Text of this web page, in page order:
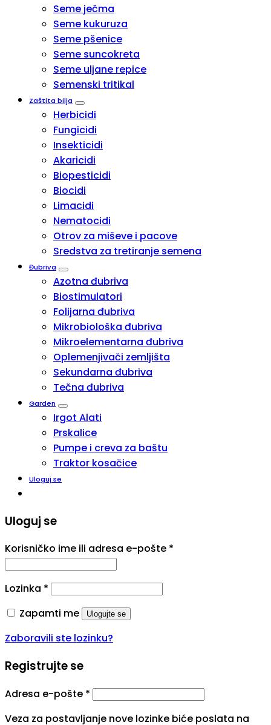
Seme ječma
Seme kukuruza
Seme pšenice
Seme suncokreta
Seme uljane repice
Semenski tritikal
Zaštita bilja
Herbicidi
Fungicidi
Insekticidi
Akaricidi
Biopesticidi
Biocidi
Limacidi
Nematocidi
Otrov za miševe i pacove
Sredstva za tretiranje semena
Đubriva
Azotna đubriva
Biostimulatori
Folijarna đubriva
Mikrobiološka đubriva
Mikroelementarna đubriva
Oplemenjivači zemljišta
Sekundarna đubriva
Tečna đubriva
Garden
Irgot Alati
Prskalice
Pumpe i creva za baštu
Traktor kosačice
Uloguj se
Uloguj se
Korisničko ime ili adresa e-pošte *
Lozinka *
Zapamti me
Ulogujte se
Zaboravili ste lozinku?
Registrujte se
Adresa e-pošte *
Veza za postavljanje nove lozinke biće poslata na